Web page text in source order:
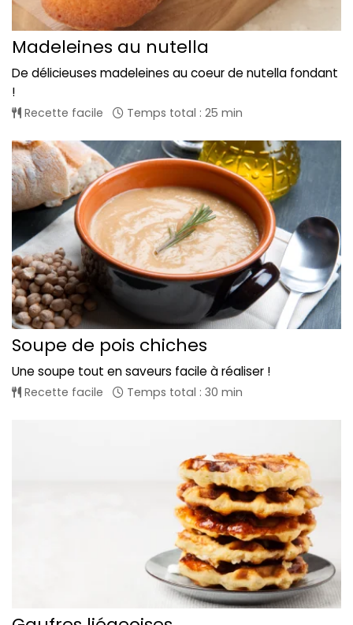
Madeleines au nutella
De délicieuses madeleines au coeur de nutella fondant
!
Recette facile Temps total : 25 min
Soupe de pois chiches
Une soupe tout en saveurs facile à réaliser !
Recette facile Temps total : 30 min